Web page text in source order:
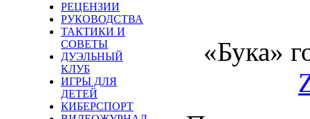
РЕЦЕНЗИИ
РУКОВОДСТВА
ТАКТИКИ И
СОВЕТЫ
ДУЭЛЬНЫЙ
КЛУБ
ИГРЫ ДЛЯ
ДЕТЕЙ
КИБЕРСПОРТ
«Бука»